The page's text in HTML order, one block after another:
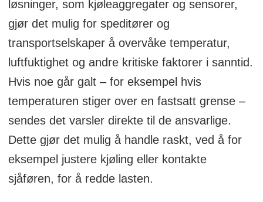
løsninger, som kjøleaggregater og sensorer,
gjør det mulig for speditører og
transportselskaper å overvåke temperatur,
luftfuktighet og andre kritiske faktorer i sanntid.
Hvis noe går galt – for eksempel hvis
temperaturen stiger over en fastsatt grense –
sendes det varsler direkte til de ansvarlige.
Dette gjør det mulig å handle raskt, ved å for
eksempel justere kjøling eller kontakte
sjåføren, for å redde lasten.